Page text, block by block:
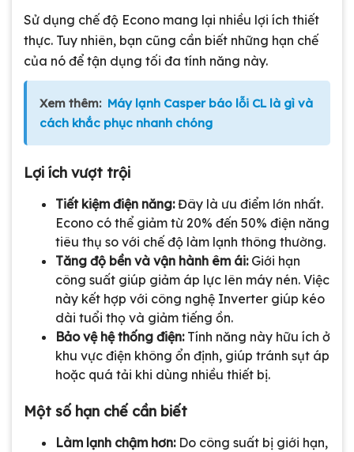
Sử dụng chế độ Econo mang lại nhiều lợi ích thiết
thực. Tuy nhiên, bạn cũng cần biết những hạn chế
của nó để tận dụng tối đa tính năng này.
Xem thêm: Máy lạnh Casper báo lỗi CL là gì và
cách khắc phục nhanh chóng
Lợi ích vượt trội
Tiết kiệm điện năng:Đây là ưu điểm lớn nhất.
Econo có thể giảm từ 20% đến 50% điện năng
tiêu thụ so với chế độ làm lạnh thông thường.
Tăng độ bền và vận hành êm ái:Giới hạn
công suất giúp giảm áp lực lên máy nén. Việc
này kết hợp với công nghệ Inverter giúp kéo
dài tuổi thọ và giảm tiếng ồn.
Bảo vệ hệ thống điện:Tính năng này hữu ích ở
khu vực điện không ổn định, giúp tránh sụt áp
hoặc quá tải khi dùng nhiều thiết bị.
Một số hạn chế cần biết
Làm lạnh chậm hơn:Do công suất bị giới hạn,